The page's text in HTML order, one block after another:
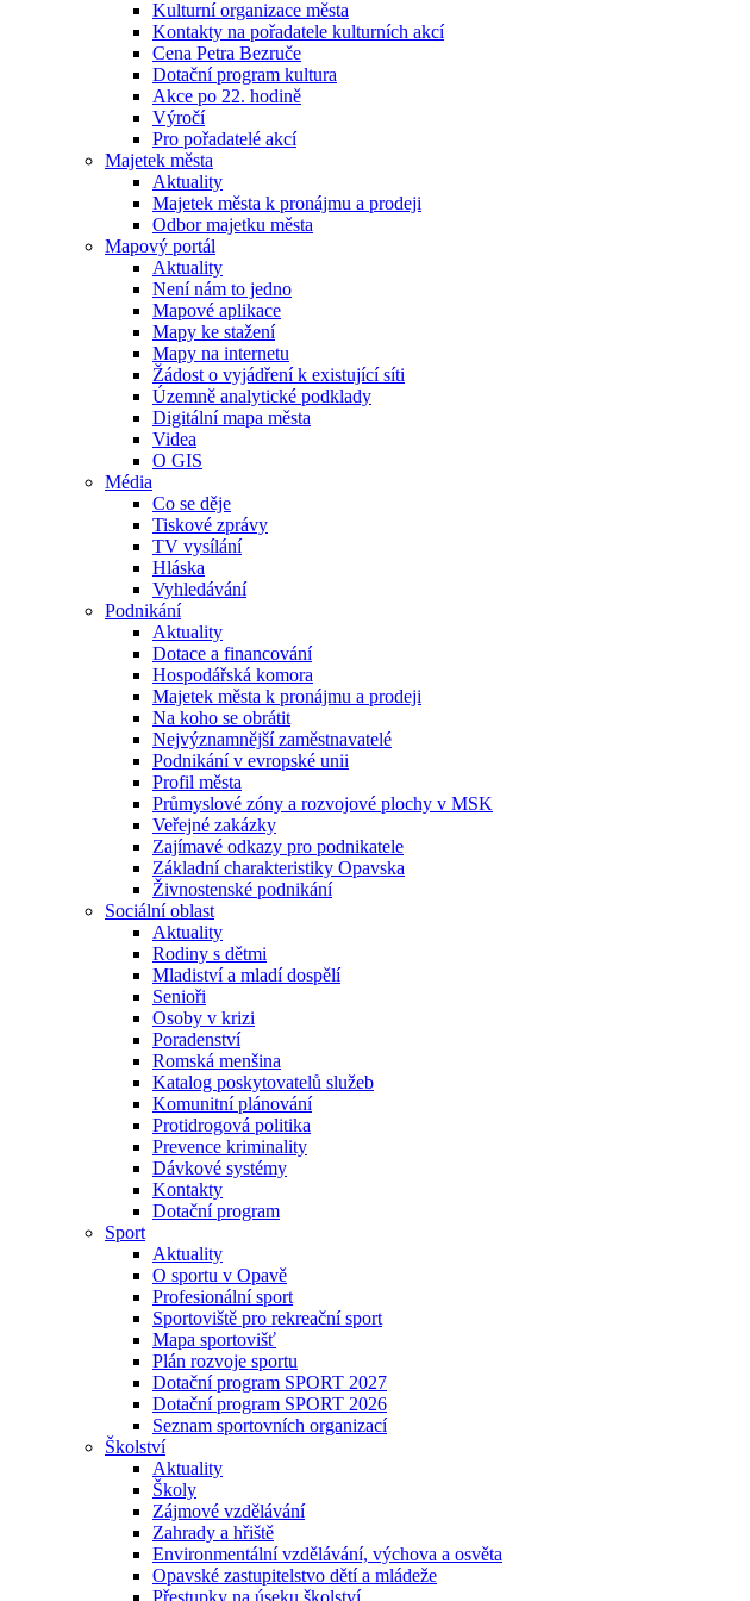
Kulturní organizace města
Kontakty na pořadatele kulturních akcí
Cena Petra Bezruče
Dotační program kultura
Akce po 22. hodině
Výročí
Pro pořadatelé akcí
Majetek města
Aktuality
Majetek města k pronájmu a prodeji
Odbor majetku města
Mapový portál
Aktuality
Není nám to jedno
Mapové aplikace
Mapy ke stažení
Mapy na internetu
Žádost o vyjádření k existující síti
Územně analytické podklady
Digitální mapa města
Videa
O GIS
Média
Co se děje
Tiskové zprávy
TV vysílání
Hláska
Vyhledávání
Podnikání
Aktuality
Dotace a financování
Hospodářská komora
Majetek města k pronájmu a prodeji
Na koho se obrátit
Nejvýznamnější zaměstnavatelé
Podnikání v evropské unii
Profil města
Průmyslové zóny a rozvojové plochy v MSK
Veřejné zakázky
Zajímavé odkazy pro podnikatele
Základní charakteristiky Opavska
Živnostenské podnikání
Sociální oblast
Aktuality
Rodiny s dětmi
Mladiství a mladí dospělí
Senioři
Osoby v krizi
Poradenství
Romská menšina
Katalog poskytovatelů služeb
Komunitní plánování
Protidrogová politika
Prevence kriminality
Dávkové systémy
Kontakty
Dotační program
Sport
Aktuality
O sportu v Opavě
Profesionální sport
Sportoviště pro rekreační sport
Mapa sportovišť
Plán rozvoje sportu
Dotační program SPORT 2027
Dotační program SPORT 2026
Seznam sportovních organizací
Školství
Aktuality
Školy
Zájmové vzdělávání
Zahrady a hřiště
Environmentální vzdělávání, výchova a osvěta
Opavské zastupitelstvo dětí a mládeže